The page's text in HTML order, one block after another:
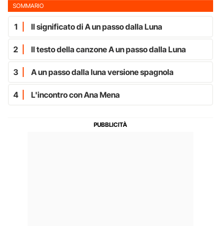
SOMMARIO
1 Il significato di A un passo dalla Luna
2 Il testo della canzone A un passo dalla Luna
3 A un passo dalla luna versione spagnola
4 L'incontro con Ana Mena